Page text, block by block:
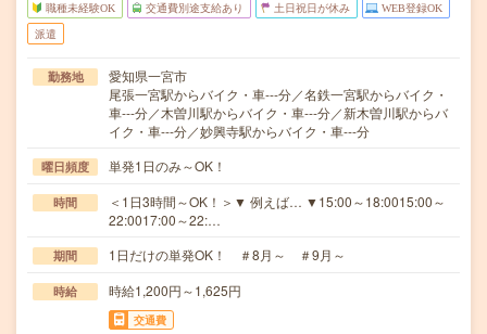
職種未経験OK 交通費別途支給あり 土日祝日が休み WEB登録OK
派遣
勤務地
愛知県一宮市
尾張一宮駅からバイク・車---分／名鉄一宮駅からバイク・
車---分／木曽川駅からバイク・車---分／新木曽川駅からバ
イク・車---分／妙興寺駅からバイク・車---分
曜日頻度 単発1日のみ～OK！
時間
＜1日3時間～OK！＞▼ 例えば… ▼15:00～18:0015:00～
22:0017:00～22:…
期間 1日だけの単発OK！ ＃8月～ ＃9月～
時給 時給1,200円～1,625円
交通費